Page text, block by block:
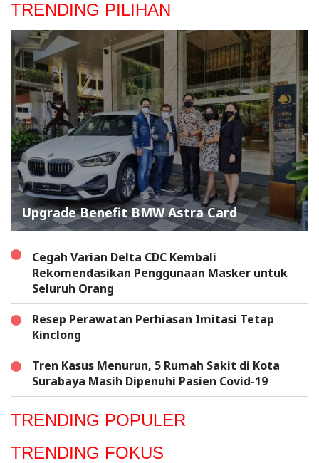
TRENDING PILIHAN
Upgrade Benefit BMW Astra Card
Cegah Varian Delta CDC Kembali
Rekomendasikan Penggunaan Masker untuk
Seluruh Orang
Resep Perawatan Perhiasan Imitasi Tetap
Kinclong
Tren Kasus Menurun, 5 Rumah Sakit di Kota
Surabaya Masih Dipenuhi Pasien Covid-19
TRENDING POPULER
TRENDING FOKUS